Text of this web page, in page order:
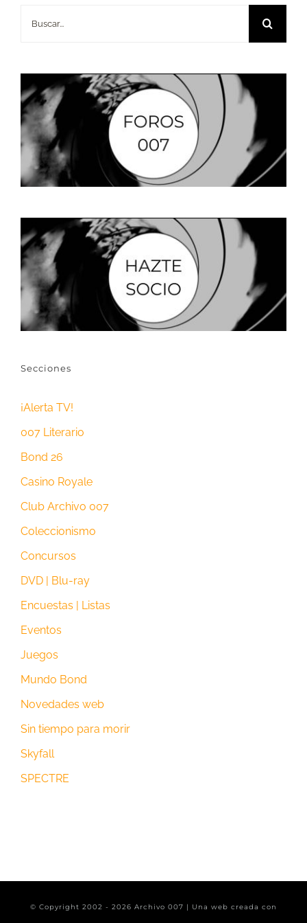
Secciones
¡Alerta TV!
007 Literario
Bond 26
Casino Royale
Club Archivo 007
Coleccionismo
Concursos
DVD | Blu-ray
Encuestas | Listas
Eventos
Juegos
Mundo Bond
Novedades web
Sin tiempo para morir
Skyfall
SPECTRE
© Copyright 2002 - 2026 Archivo 007 | Una web creada con